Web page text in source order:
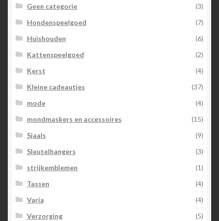
Geen categorie
(3)
Hondenspeelgoed
(7)
Huishouden
(6)
Kattenspeelgoed
(2)
Kerst
(4)
Kleine cadeautjes
(37)
mode
(4)
mondmaskers en accessoires
(15)
Sjaals
(9)
Sleutelhangers
(3)
strijkemblemen
(1)
Tassen
(4)
Varia
(4)
Verzorging
(5)